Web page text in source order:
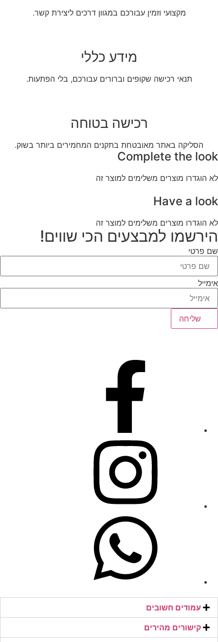
מקצועי וזמין עבורכם במגוון דרכים ליצירת קשר.
מידע כללי
תנאי רכישה שקופים וברורים עבורכם, בלי הפתעות.
רכישה בטוחה
הסליקה באתר מאובטחת בתקנים המחמירים ביותר בשוק.
Complete the look
לא הוגדרו מוצרים משלימים למוצר זה
Have a look
לא הוגדרו מוצרים משלימים למוצר זה
הירשמו למבצעים הכי שווים!
שם פרטי
אימייל
שליחה
עמודים חשובים
קישורים מהירים​